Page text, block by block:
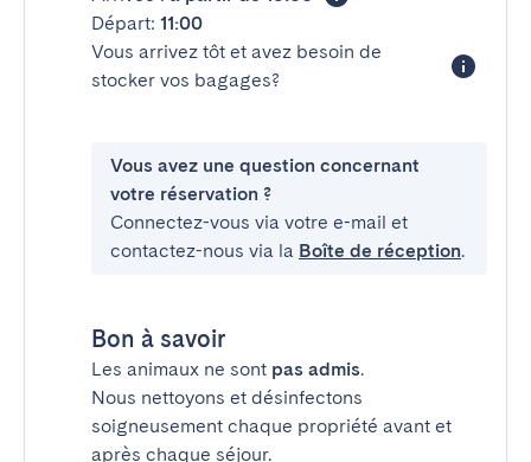
Départ: 11:00
Vous arrivez tôt et avez besoin de
stocker vos bagages?
Vous avez une question concernant
votre réservation ?
Connectez-vous via votre e-mail et
contactez-nous via la Boîte de réception.
Bon à savoir
Les animaux ne sont pas admis.
Nous nettoyons et désinfectons
soigneusement chaque propriété avant et
après chaque séjour.